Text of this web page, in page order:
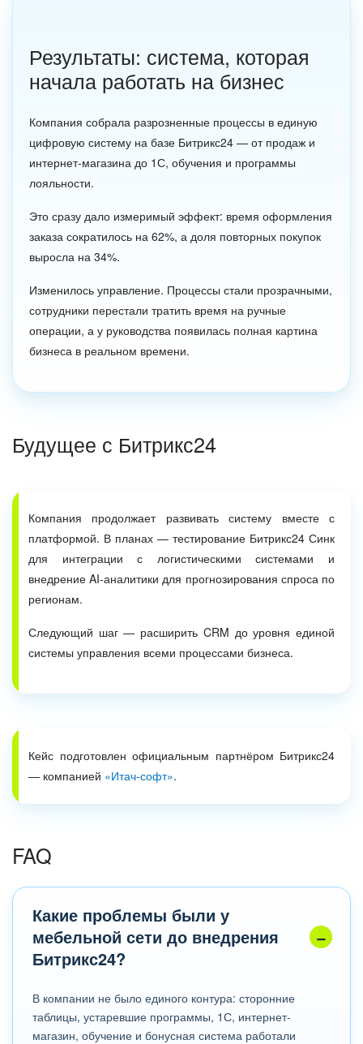
Результаты: система, которая
начала работать на бизнес
Компания собрала разрозненные процессы в единую
цифровую систему на базе Битрикс24 — от продаж и
интернет-магазина до 1С, обучения и программы
лояльности.
Это сразу дало измеримый эффект: время оформления
заказа сократилось на 62%, а доля повторных покупок
выросла на 34%.
Изменилось управление. Процессы стали прозрачными,
сотрудники перестали тратить время на ручные
операции, а у руководства появилась полная картина
бизнеса в реальном времени.
Будущее с Битрикс24
Компания продолжает развивать систему вместе с
платформой. В планах — тестирование Битрикс24 Синк
для интеграции с логистическими системами и
внедрение AI-аналитики для прогнозирования спроса по
регионам.
Следующий шаг — расширить CRM до уровня единой
системы управления всеми процессами бизнеса.
Кейс подготовлен официальным партнёром Битрикс24
— компанией «Итач-софт».
FAQ
Какие проблемы были у
мебельной сети до внедрения
Битрикс24?
В компании не было единого контура: сторонние
таблицы, устаревшие программы, 1С, интернет-
магазин, обучение и бонусная система работали